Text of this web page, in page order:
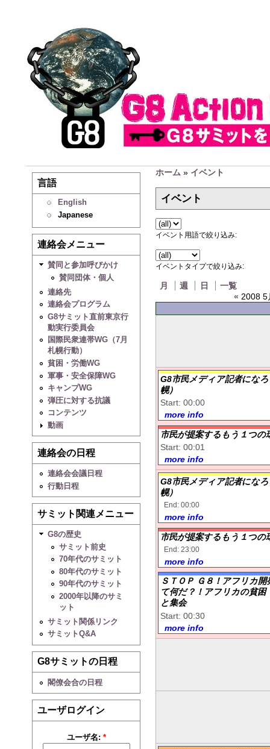
言語
English
Japanese
連絡会メニュー
賛同と参加呼びかけ
賛同団体・個人
連絡先
連絡会プログラム
G8サミット直前東京行
動実行委員会
国際民衆連帯WG（7月
札幌行動）
貧困・労働WG
軍事・安全保障WG
キャンプWG
弾圧に対する抗議
コンテンツ
動画
連絡会の日程
連絡会会議日程
行動日程
サミット関連メニュー
G8の歴史
サミット前史
70年代のサミット
80年代のサミット
90年代のサミット
2000年以降のサミ
ット
サミット関係リンク
サミットQ&A
G8サミットの日程
閣僚会合の日程
ユーザログイン
ユーザ名: *
ホーム » イベント
イベント
イベント用語で絞り込み:
イベントタイプで絞り込み:
月 週 日
一覧
« 2008
G8市民メディア記者にな
幌）
Start: 00:00
more info
市民が提案するもう１つの
Start: 00:01
more info
G8市民メディア記者にな
幌）
End: 00:00
more info
市民が提案するもう１つの
End: 23:00
more info
ＳＴＯＰ Ｇ８！アフリカ
て何だ？！アフリカの貧困
と集会
Start: 00:30
more info